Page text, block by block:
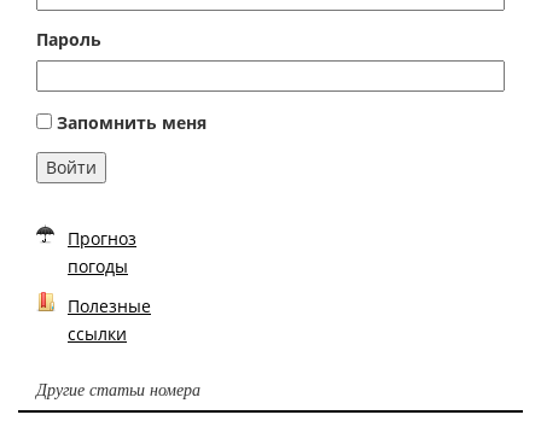
Пароль
Запомнить меня
Войти
Прогноз
погоды
Полезные
ссылки
Другие статьи номера